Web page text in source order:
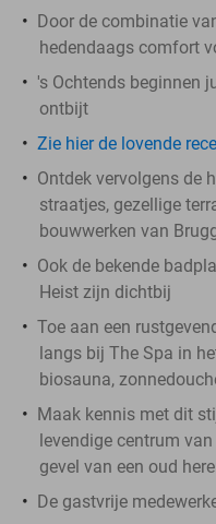
Door de combinatie
hedendaags comfort
's Ochtends beginnen
ontbijt
Zie hier de lovende
Ontdek vervolgens de
straatjes, gezellige
bouwwerken van
Ook de bekende
Heist zijn dichtbij
Toe aan een
langs bij The Spa in
biosauna,
Maak kennis met dit
levendige centrum
gevel van een oud
De gastvrije